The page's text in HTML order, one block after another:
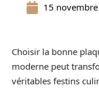
15
Choisir la bonne
moderne peut
véritables festins